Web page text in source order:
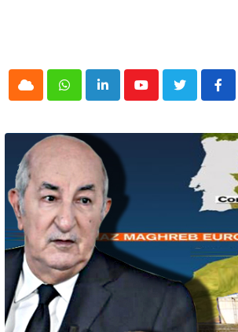
Youtube
LinkedIn
Whatsapp
Cloud